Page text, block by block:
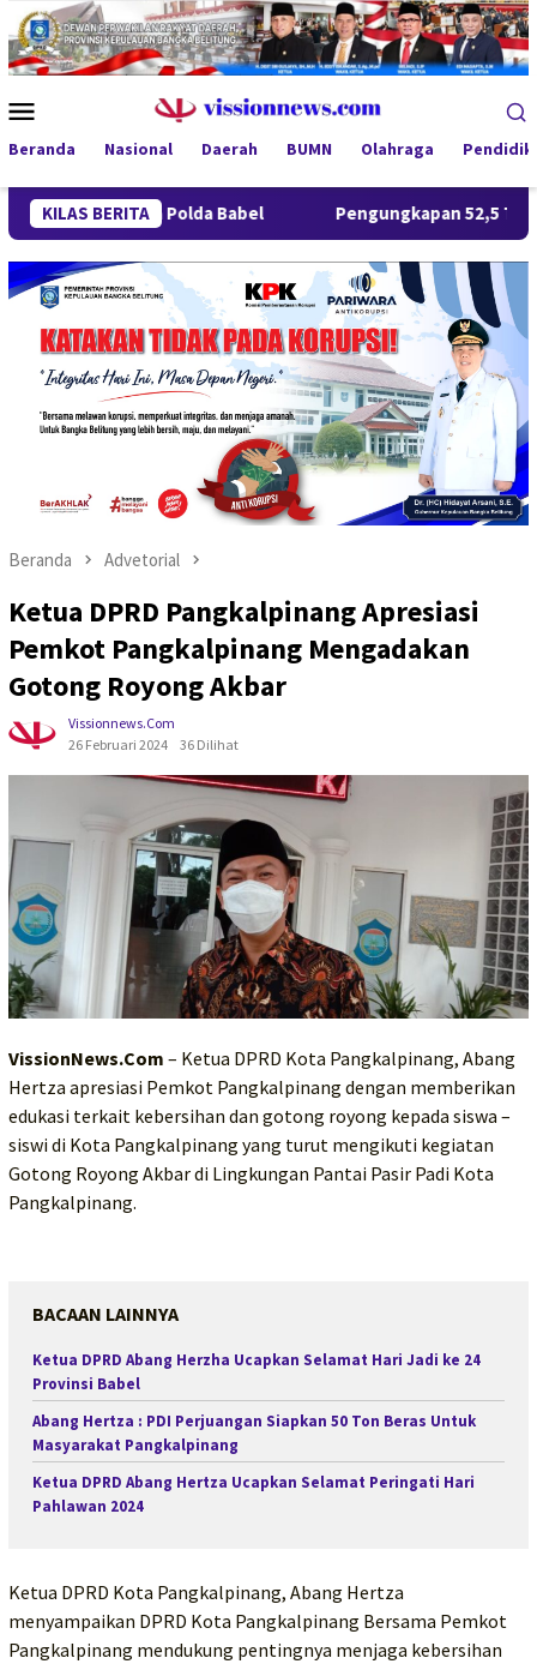
Loncat
ke
konten
Mobile
Beranda Nasional Daerah BUMN Olahraga
KILAS BERITA
Polda Babel Pengungkapan 52,5 Ton Pasir Timah
Beranda Advetorial
Ketua DPRD Pangkalpinang Apresiasi
Pemkot Pangkalpinang Mengadakan
Gotong Royong Akbar
Vissionnews.com
26 Februari 2024
36 Dilihat
VissionNews.Com – Ketua DPRD Kota Pangkalpinang, Abang
Hertza apresiasi Pemkot Pangkalpinang dengan memberikan
edukasi terkait kebersihan dan gotong royong kepada siswa –
siswi di Kota Pangkalpinang yang turut mengikuti kegiatan
Gotong Royong Akbar di Lingkungan Pantai Pasir Padi Kota
Pangkalpinang.
BACAAN LAINNYA
Ketua DPRD Abang Herzha Ucapkan Selamat Hari Jadi ke 24
Provinsi Babel
Abang Hertza : PDI Perjuangan Siapkan 50 Ton Beras Untuk
Masyarakat Pangkalpinang
Ketua DPRD Abang Hertza Ucapkan Selamat Peringati Hari
Pahlawan 2024
Ketua DPRD Kota Pangkalpinang, Abang Hertza
menyampaikan DPRD Kota Pangkalpinang Bersama Pemkot
Pangkalpinang mendukung pentingnya menjaga kebersihan